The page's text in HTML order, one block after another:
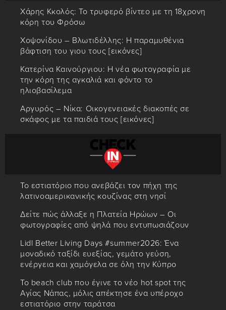
Χάρης Κκολός: Το τρυφερό βίντεο με τη 18χρονη
κόρη του Φρόσω
Χοψονίδου – Βλωτιδέλλης: Η παραμυθένια
βάφτιση του γιου τους [εικόνες]
Κατερίνα Καινούργιου: Η νέα φωτογραφία με
την κόρη της αγκαλιά και φόντο το
ηλιοβασίλεμα
Αργυρός – Νίκα: Οικογενειακές διακοπές σε
σκάφος με τα παιδιά τους [εικόνες]
Το εστιατόριο που ανεβάζει τον πήχη της
λατινοαμερικανικής κουζίνας στη νησί
Δείτε πώς άλλαξε η Πλατεία Ηρώων – Οι
φωτογραφίες από ψηλά που εντυπωσιάζουν
Lidl Better Living Days #summer2026: Ένα
μοναδικό ταξίδι ευεξίας, γεμάτο γεύση,
ενέργεια και χαμόγελα σε όλη την Κύπρο
Το beach club που έγινε το νέο hot spot της
Αγίας Νάπας, μόλις απέκτησε ένα υπέροχο
εστιατόριο στην ταράτσα